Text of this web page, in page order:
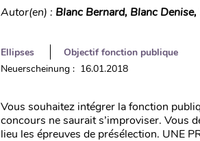
Autor(en) : Blanc Bernard, Blanc
Ellipses
Objectif fonction publique
Neuerscheinung : 16.01.2018
Vous souhaitez intégrer la fonction
concours ne saurait s’improviser. Vous
lieu les épreuves de présélection. UNE